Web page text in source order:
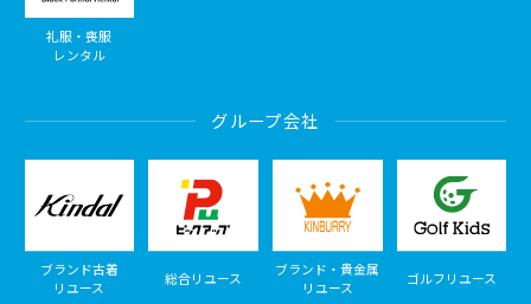
礼服・喪服
レンタル
グループ会社
ブランド古着
リユース
総合リユース
ブランド・貴金属
リユース
ゴルフリユース